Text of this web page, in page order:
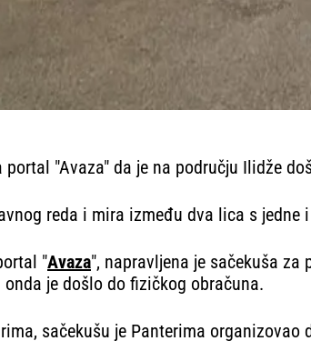
portal "Avaza" da je na području Ilidže
reda i mira između dva lica s
"Avaza", napravljena je sačekuša
je došlo do fizičkog obračuna.
sačekušu je Panterima